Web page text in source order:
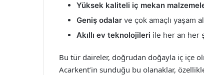
Yüksek kaliteli iç mekan
Geniş odalar ve çok amaçlı yaşam
Akıllı ev teknolojileri ile her an her
Bu tür daireler, doğrudan doğayla iç içe
Acarkent’in sunduğu bu olanaklar,